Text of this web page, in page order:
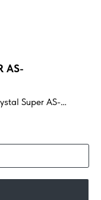
AS-
Super AS-
монтаж и